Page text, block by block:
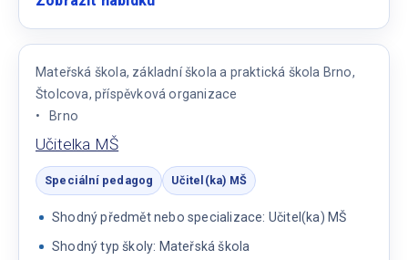
MŠ
Mateřská škola, základní škola a praktická škola Brno,
Štolcova, příspěvková organizace
Brno
Učitelka MŠ
Speciální pedagog Učitel(ka) MŠ
Shodný předmět nebo specializace: Učitel(ka) MŠ
Shodný typ školy: Mateřská škola